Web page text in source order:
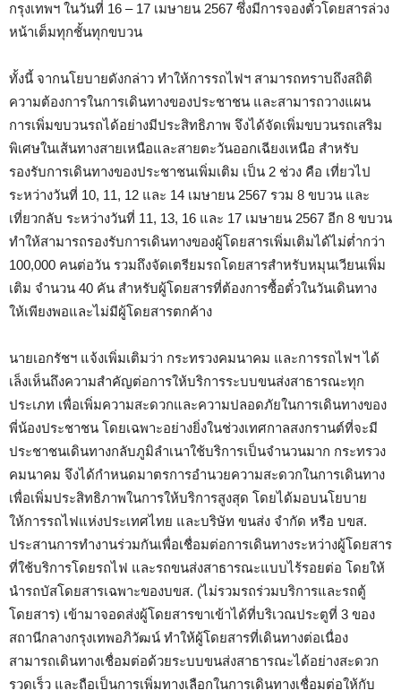
กรุงเทพฯ ในวันที่ 16 – 17 เมษายน 2567 ซึ่งมีการจองตั๋วโดยสารล่วง
หน้าเต็มทุกชั้นทุกขบวน
ทั้งนี้ จากนโยบายดังกล่าว ทำให้การรถไฟฯ สามารถทราบถึงสถิติ
ความต้องการในการเดินทางของประชาชน และสามารถวางแผน
การเพิ่มขบวนรถได้อย่างมีประสิทธิภาพ จึงได้จัดเพิ่มขบวนรถเสริม
พิเศษในเส้นทางสายเหนือและสายตะวันออกเฉียงเหนือ สำหรับ
รองรับการเดินทางของประชาชนเพิ่มเติม เป็น 2 ช่วง คือ เที่ยวไป
ระหว่างวันที่ 10, 11, 12 และ 14 เมษายน 2567 รวม 8 ขบวน และ
เที่ยวกลับ ระหว่างวันที่ 11, 13, 16 และ 17 เมษายน 2567 อีก 8 ขบวน
ทำให้สามารถรองรับการเดินทางของผู้โดยสารเพิ่มเติมได้ไม่ต่ำกว่า
100,000 คนต่อวัน รวมถึงจัดเตรียมรถโดยสารสำหรับหมุนเวียนเพิ่ม
เติม จำนวน 40 คัน สำหรับผู้โดยสารที่ต้องการซื้อตั๋วในวันเดินทาง
ให้เพียงพอและไม่มีผู้โดยสารตกค้าง
นายเอกรัชฯ แจ้งเพิ่มเติมว่า กระทรวงคมนาคม และการรถไฟฯ ได้
เล็งเห็นถึงความสำคัญต่อการให้บริการระบบขนส่งสาธารณะทุก
ประเภท เพื่อเพิ่มความสะดวกและความปลอดภัยในการเดินทางของ
พี่น้องประชาชน โดยเฉพาะอย่างยิ่งในช่วงเทศกาลสงกรานต์ที่จะมี
ประชาชนเดินทางกลับภูมิลำเนาใช้บริการเป็นจำนวนมาก กระทรวง
คมนาคม จึงได้กำหนดมาตรการอำนวยความสะดวกในการเดินทาง
เพื่อเพิ่มประสิทธิภาพในการให้บริการสูงสุด โดยได้มอบนโยบาย
ให้การรถไฟแห่งประเทศไทย และบริษัท ขนส่ง จำกัด หรือ บขส.
ประสานการทำงานร่วมกันเพื่อเชื่อมต่อการเดินทางระหว่างผู้โดยสาร
ที่ใช้บริการโดยรถไฟ และรถขนส่งสาธารณะแบบไร้รอยต่อ โดยให้
นำรถบัสโดยสารเฉพาะของบขส. (ไม่รวมรถร่วมบริการและรถตู้
โดยสาร) เข้ามาจอดส่งผู้โดยสารขาเข้าได้ที่บริเวณประตูที่ 3 ของ
สถานีกลางกรุงเทพอภิวัฒน์ ทำให้ผู้โดยสารที่เดินทางต่อเนื่อง
สามารถเดินทางเชื่อมต่อด้วยระบบขนส่งสาธารณะได้อย่างสะดวก
รวดเร็ว และถือเป็นการเพิ่มทางเลือกในการเดินทางเชื่อมต่อให้กับ